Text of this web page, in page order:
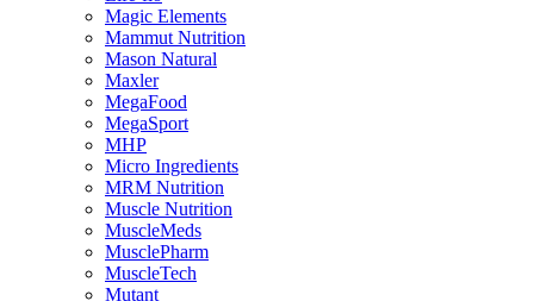
Magic Elements
Mammut Nutrition
Mason Natural
Maxler
MegaFood
MegaSport
MHP
Micro Ingredients
MRM Nutrition
Muscle Nutrition
MuscleMeds
MusclePharm
MuscleTech
Mutant